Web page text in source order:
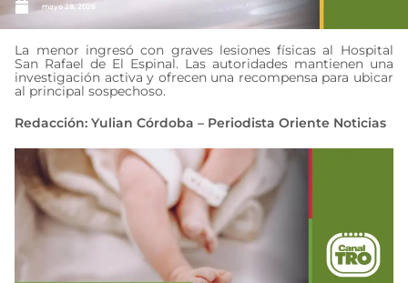
mayo 28, 2026
La menor ingresó con graves lesiones físicas al Hospital
San Rafael de El Espinal. Las autoridades mantienen una
investigación activa y ofrecen una recompensa para ubicar
al principal sospechoso.
Redacción: Yulian Córdoba – Periodista Oriente Noticias